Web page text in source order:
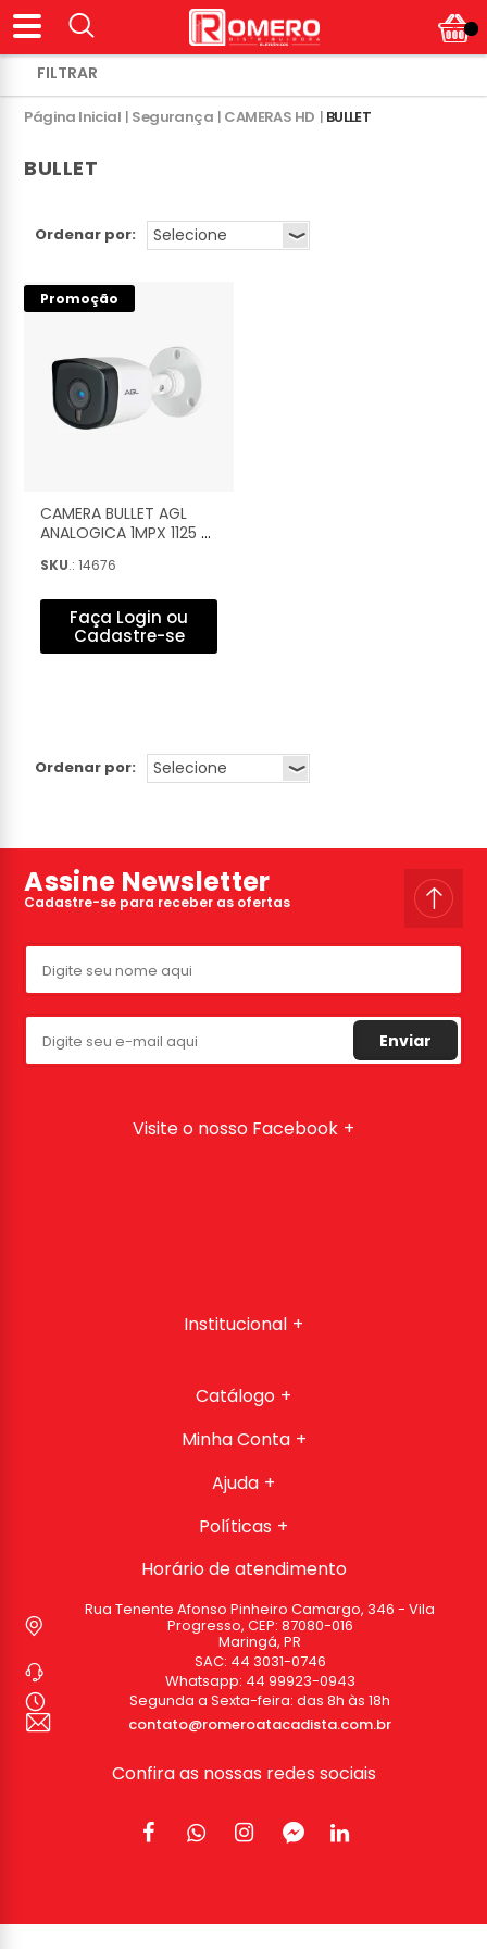
Página Inicial | Segurança | CAMERAS HD | BULLET
BULLET
Ordenar por:
Promoção
CAMERA BULLET AGL
ANALOGICA 1MPX 1125 B
SKU.: 14676
Faça Login ou
Cadastre-se
Ordenar por:
Assine Newsletter
Cadastre-se para receber as ofertas
Enviar
Visite o nosso Facebook
Institucional
Catálogo
Minha Conta
Ajuda
Políticas
Horário de atendimento
Rua Tenente Afonso Pinheiro Camargo, 346 - Vila
Progresso, CEP: 87080-016
Maringá, PR
SAC: 44 3031-0746
Whatsapp: 44 99923-0943
Segunda a Sexta-feira: das 8h às 18h
contato@romeroatacadista.com.br
Confira as nossas redes sociais